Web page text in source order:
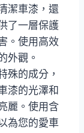
潔車漆，還
了一層保護
。使用高效
外觀。
殊的成分，
漆的光澤和
麗。使用含
為您的愛車